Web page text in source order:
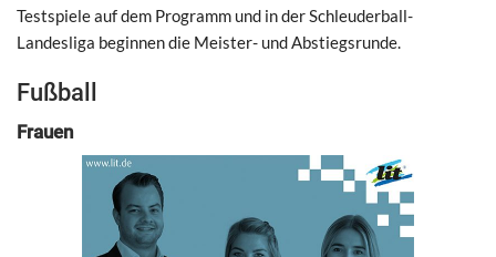
Testspiele auf dem Programm und in der Schleuderball-
Landesliga beginnen die Meister- und Abstiegsrunde.
Fußball
Frauen